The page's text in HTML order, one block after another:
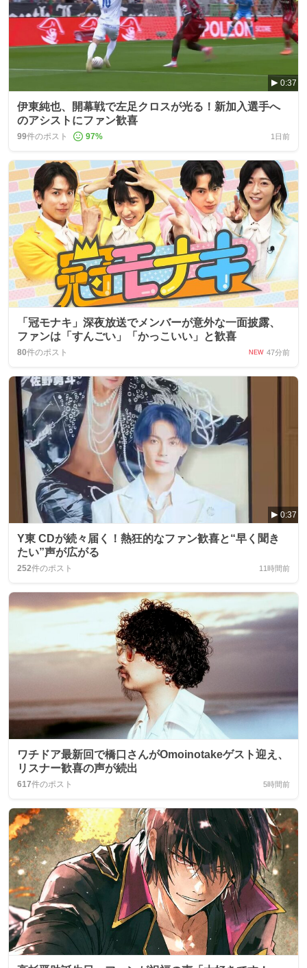
0:37
伊東純也、開幕戦で左足クロスが光る！新加入選手へ
のアシストにファン歓喜
99件のポスト 97% 1日前
「冠モナキ」深夜放送でメンバーが意外な一面披露、
ファンは「すんごい」「かっこいい」と歓喜
80件のポスト NEW 47分前
0:37
Y東 CDが続々届く！熱狂的なファン歓喜と“早く聞き
たい”声が広がる
252件のポスト 11時間前
ワチドア最新回で橋口さんがOmoinotakeゲスト迎え、
リスナー歓喜の声が続出
617件のポスト 5時間前